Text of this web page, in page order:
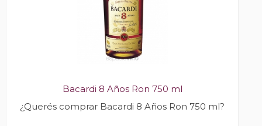
Bacardi 8 Años Ron 750 ml
¿Querés comprar Bacardi 8 Años Ron 750 ml?